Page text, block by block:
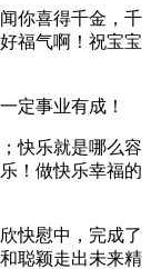
你喜得千金，千
福气啊！祝宝宝
定事业有成！
快乐就是哪么容
！做快乐幸福的
快慰中，完成了
聪颖走出未来精